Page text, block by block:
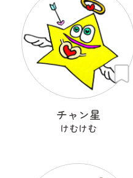
チャン星
けむけむ